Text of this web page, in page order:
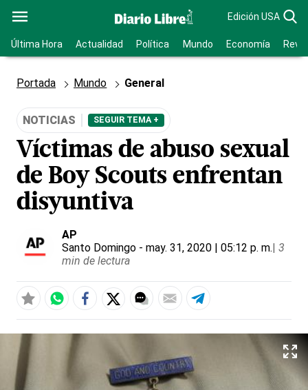
Edición USA
Última Hora Actualidad Política Mundo Economía
Portada Mundo General
NOTICIAS SEGUIR TEMA +
Víctimas de abuso sexual
de Boy Scouts enfrentan
disyuntiva
AP
Santo Domingo - may. 31, 2020 | 05:12 p. m.| 3
min de lectura